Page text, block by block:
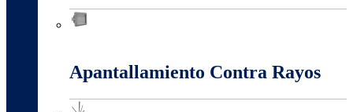
Apantallamiento Contra Rayos